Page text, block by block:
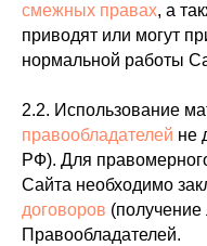
смежных правах, а
приводят или могут
нормальной работы
2.2. Использование
правообладателей не
РФ). Для
Сайта необходимо
договоров (получение
Правообладателей.